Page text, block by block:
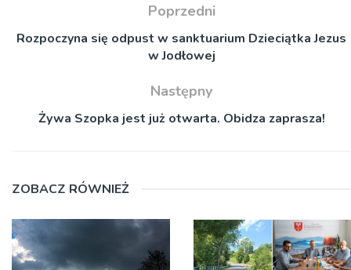
Poprzedni
Rozpoczyna się odpust w sanktuarium Dzieciątka Jezus
w Jodłowej
Następny
Żywa Szopka jest już otwarta. Obidza zaprasza!
ZOBACZ RÓWNIEŻ